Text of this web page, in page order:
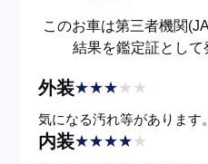
このお車は第三者機関
結果を鑑定証として
外装★★★★ ★
気になる汚れ等があります。
内装★★★★★